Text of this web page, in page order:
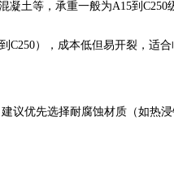
凝土等，承重一般为A15到
C250），成本低但易开裂，适
议优先选择耐腐蚀材质（如热